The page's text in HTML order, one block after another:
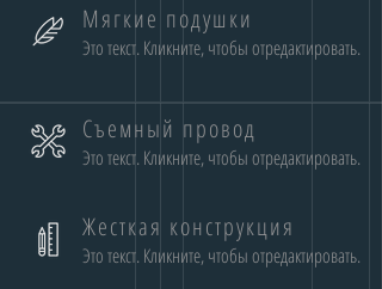
Мягкие подушки
Это текст. Кликните, чтобы отредактировать.
Съемный провод
Это текст. Кликните, чтобы отредактировать.
Жесткая конструкция
Это текст. Кликните, чтобы отредактировать.